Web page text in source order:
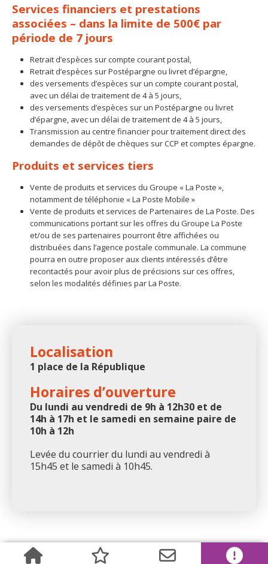
Services financiers et prestations
associées – dans la limite de 500€ par
période de 7 jours
Retrait d’espèces sur compte courant postal,
Retrait d’espèces sur Postépargne ou livret d’épargne,
des versements d’espèces sur un compte courant postal,
avec un délai de traitement de 4 à 5 jours,
des versements d’espèces sur un Postépargne ou livret
d’épargne, avec un délai de traitement de 4 à 5 jours,
Transmission au centre financier pour traitement direct des
demandes de dépôt de chèques sur CCP et comptes épargne.
Produits et services tiers
Vente de produits et services du Groupe « La Poste »,
notamment de téléphonie « La Poste Mobile »
Vente de produits et services de Partenaires de La Poste. Des
communications portant sur les offres du Groupe La Poste
et/ou de ses partenaires pourront être affichées ou
distribuées dans l’agence postale communale. La commune
pourra en outre proposer aux clients intéressés d’être
recontactés pour avoir plus de précisions sur ces offres,
selon les modalités définies par La Poste.
Localisation
1 place de la République
Horaires d’ouverture
Du lundi au vendredi de 9h à 12h30 et de
14h à 17h et le samedi en semaine paire de
10h à 12h
Levée du courrier du lundi au vendredi à
15h45 et le samedi à 10h45.